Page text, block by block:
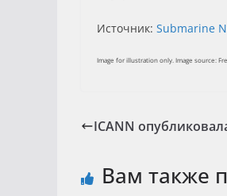
Источник: Submarine
Image for illustration only. Image source:
ICANN
Вам также